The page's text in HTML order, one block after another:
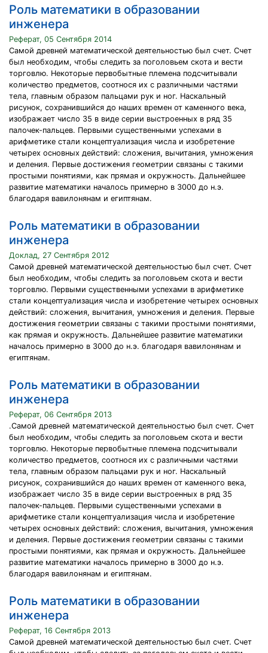
Роль математики в образовании
инженера
Реферат, 05 Сентября 2014
Самой древней математической деятельностью был счет. Счет
был необходим, чтобы следить за поголовьем скота и вести
торговлю. Некоторые первобытные племена подсчитывали
количество предметов, соотнося их с различными частями
тела, главным образом пальцами рук и ног. Наскальный
рисунок, сохранившийся до наших времен от каменного века,
изображает число 35 в виде серии выстроенных в ряд 35
палочек-пальцев. Первыми существенными успехами в
арифметике стали концептуализация числа и изобретение
четырех основных действий: сложения, вычитания, умножения
и деления. Первые достижения геометрии связаны с такими
простыми понятиями, как прямая и окружность. Дальнейшее
развитие математики началось примерно в 3000 до н.э.
благодаря вавилонянам и египтянам.
Роль математики в образовании
инженера
Доклад, 27 Сентября 2012
Самой древней математической деятельностью был счет. Счет
был необходим, чтобы следить за поголовьем скота и вести
торговлю. Первыми существенными успехами в арифметике
стали концептуализация числа и изобретение четырех основных
действий: сложения, вычитания, умножения и деления. Первые
достижения геометрии связаны с такими простыми понятиями,
как прямая и окружность. Дальнейшее развитие математики
началось примерно в 3000 до н.э. благодаря вавилонянам и
египтянам.
Роль математики в образовании
инженера
Реферат, 06 Сентября 2013
.Самой древней математической деятельностью был счет. Счет
был необходим, чтобы следить за поголовьем скота и вести
торговлю. Некоторые первобытные племена подсчитывали
количество предметов, соотнося их с различными частями
тела, главным образом пальцами рук и ног. Наскальный
рисунок, сохранившийся до наших времен от каменного века,
изображает число 35 в виде серии выстроенных в ряд 35
палочек-пальцев. Первыми существенными успехами в
арифметике стали концептуализация числа и изобретение
четырех основных действий: сложения, вычитания, умножения
и деления. Первые достижения геометрии связаны с такими
простыми понятиями, как прямая и окружность. Дальнейшее
развитие математики началось примерно в 3000 до н.э.
благодаря вавилонянам и египтянам.
Роль математики в образовании
инженера
Реферат, 16 Сентября 2013
Самой древней математической деятельностью был счет. Счет